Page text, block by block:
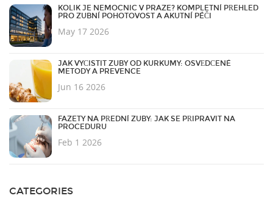
KOLIK JE NEMOCNIC V PRAZE? KOMPLETNÍ PŘEHLED
PRO ZUBNÍ POHOTOVOST A AKUTNÍ PÉČI
May 17 2026
JAK VYČISTIT ZUBY OD KURKUMY: OSVĚDČENÉ
METODY A PREVENCE
Jun 16 2026
FAZETY NA PŘEDNÍ ZUBY: JAK SE PŘIPRAVIT NA
PROCEDURU
Feb 1 2026
CATEGORIES